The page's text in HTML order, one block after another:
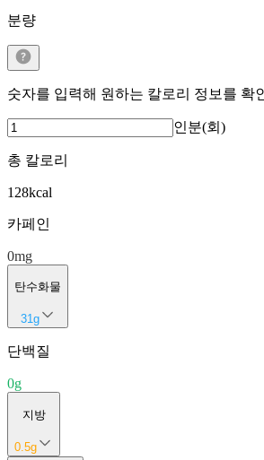
분량
숫자를 입력해 원하는 칼로리 정보를 확
인분(회)
총 칼로리
128kcal
카페인
0mg
탄수화물
31g
단백질
0g
지방
0.5g